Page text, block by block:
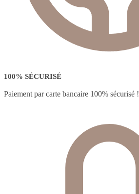
100% SÉCURISÉ
Paiement par carte bancaire 100% sécurisé !